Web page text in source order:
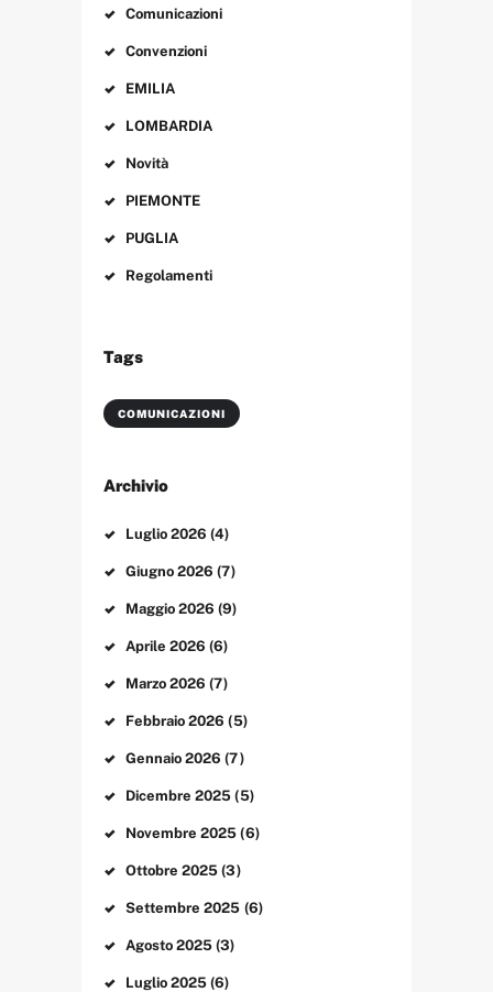
Comunicazioni
Convenzioni
EMILIA
LOMBARDIA
Novità
PIEMONTE
PUGLIA
Regolamenti
Tags
COMUNICAZIONI
Archivio
Luglio 2026 (4)
Giugno 2026 (7)
Maggio 2026 (9)
Aprile 2026 (6)
Marzo 2026 (7)
Febbraio2026 (5)
Gennaio2026 (7)
Dicembre2025 (5)
Novembre2025 (6)
Ottobre2025 (3)
Settembre2025 (6)
Agosto 2025 (3)
Luglio 2025 (6)